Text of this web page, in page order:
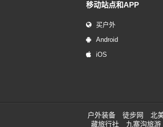
移动站点和APP
买户外
Android
iOS
户外装备 徒步网 北
藏旅行社
九寨沟旅游